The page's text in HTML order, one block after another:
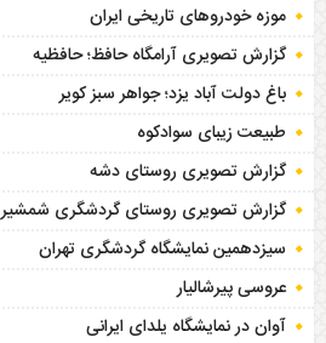
موزه خودروهای تاریخی ایران
گزارش تصویری آرامگاه حافظ؛ حافظیه‎
باغ دولت آباد یزد؛ جواهر سبز کویر
طبیعت زیبای سوادکوه
گزارش تصویری روستای دشه
گزارش تصویری روستای گردشگری شمشیر
سیزدهمین نمایشگاه گردشگری تهران
عروسی پیرشالیار
آوان در نمایشگاه یلدای ایرانی